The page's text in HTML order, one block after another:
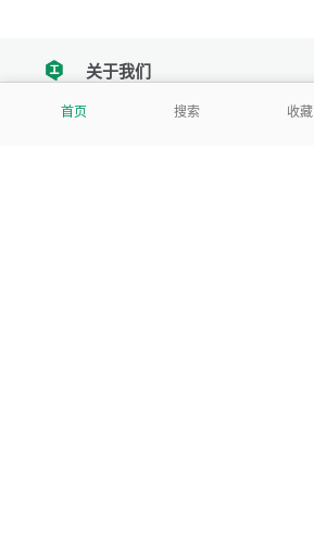
首页 搜索 收藏
tencent关于我们
我们努力把每一个工具做成批量处理的产品